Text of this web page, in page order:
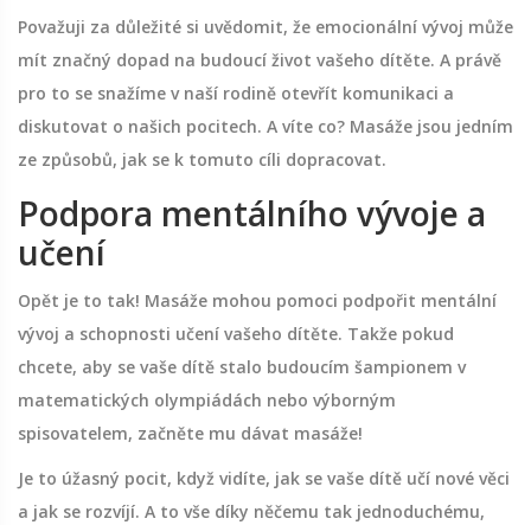
Považuji za důležité si uvědomit, že emocionální vývoj může
mít značný dopad na budoucí život vašeho dítěte. A právě
pro to se snažíme v naší rodině otevřít komunikaci a
diskutovat o našich pocitech. A víte co? Masáže jsou jedním
ze způsobů, jak se k tomuto cíli dopracovat.
Podpora mentálního vývoje a
učení
Opět je to tak! Masáže mohou pomoci podpořit mentální
vývoj a schopnosti učení vašeho dítěte. Takže pokud
chcete, aby se vaše dítě stalo budoucím šampionem v
matematických olympiádách nebo výborným
spisovatelem, začněte mu dávat masáže!
Je to úžasný pocit, když vidíte, jak se vaše dítě učí nové věci
a jak se rozvíjí. A to vše díky něčemu tak jednoduchému,